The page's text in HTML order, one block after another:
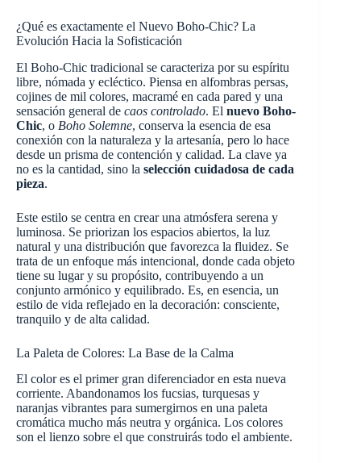
¿Qué es exactamente el Nuevo Boho-Chic? La
Evolución Hacia la Sofisticación
El Boho-Chic tradicional se caracteriza por su espíritu
libre, nómada y ecléctico. Piensa en alfombras persas,
cojines de mil colores, macramé en cada pared y una
sensación general de caos controlado. El nuevo Boho-
Chic, o Boho Solemne, conserva la esencia de esa
conexión con la naturaleza y la artesanía, pero lo hace
desde un prisma de contención y calidad. La clave ya
no es la cantidad, sino la selección cuidadosa de cada
pieza.
Este estilo se centra en crear una atmósfera serena y
luminosa. Se priorizan los espacios abiertos, la luz
natural y una distribución que favorezca la fluidez. Se
trata de un enfoque más intencional, donde cada objeto
tiene su lugar y su propósito, contribuyendo a un
conjunto armónico y equilibrado. Es, en esencia, un
estilo de vida reflejado en la decoración: consciente,
tranquilo y de alta calidad.
La Paleta de Colores: La Base de la Calma
El color es el primer gran diferenciador en esta nueva
corriente. Abandonamos los fucsias, turquesas y
naranjas vibrantes para sumergirnos en una paleta
cromática mucho más neutra y orgánica. Los colores
son el lienzo sobre el que construirás todo el ambiente.